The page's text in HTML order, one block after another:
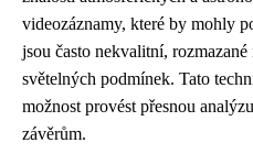
videozáznamy, které by mohly
jsou často nekvalitní,
světelných podmínek. Tato
možnost provést přesnou
závěrům.